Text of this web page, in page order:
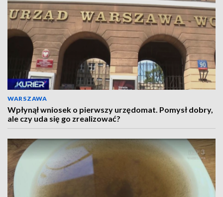
WARSZAWA
Wpłynął wniosek o pierwszy urzędomat. Pomysł dobry,
ale czy uda się go zrealizować?